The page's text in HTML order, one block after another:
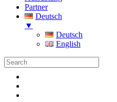
Partner
Deutsch
▼
Deutsch
English